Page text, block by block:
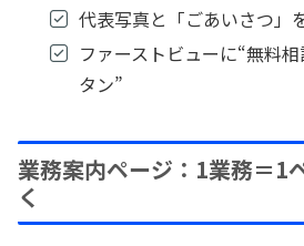
代表写真と「ごあいさつ」
ファーストビューに“無料
タン”
業務案内ページ：1業務＝1
く